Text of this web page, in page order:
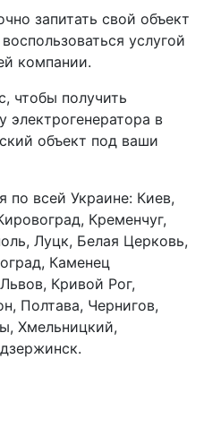
запитать свой объект
услугой
компании.
чтобы получить
электрогенератора в
объект под ваши
по всей Украине: Киев,
Кременчуг,
Луцк, Белая Церковь,
Каменец
Кривой Рог,
Полтава, Чернигов,
Хмельницкий,